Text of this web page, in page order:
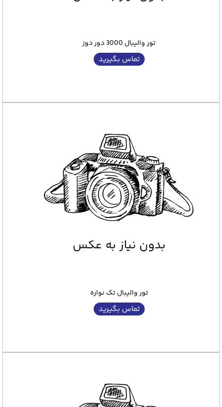
تور والیبال 3000 دور دوز
تماس بگیرید
تور والیبال تک نواره
تماس بگیرید